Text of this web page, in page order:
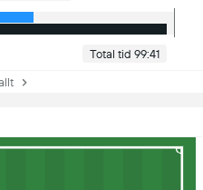
Total tid 99:41